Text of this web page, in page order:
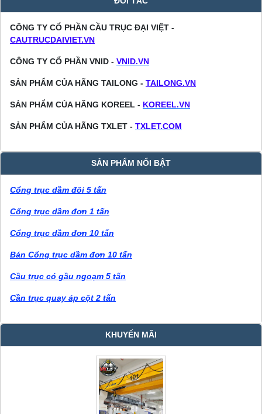
CÔNG TY CỔ PHẦN CẦU TRỤC ĐẠI VIỆT -
CAUTRUCDAIVIET.VN
CÔNG TY CỔ PHẦN VNID - VNID.VN
SẢN PHẨM CỦA HÃNG TAILONG - TAILONG.VN
SẢN PHẨM CỦA HÃNG KOREEL - KOREEL.VN
SẢN PHẨM CỦA HÃNG TXLET - TXLET.COM
SẢN PHẨM NỔI BẬT
Cổng trục dầm đôi 5 tấn
Cổng trục dầm đơn 1 tấn
Cổng trục dầm đơn 10 tấn
Bán Cổng trục dầm đơn 10 tấn
Cầu trục có gầu ngoạm 5 tấn
Cần trục quay áp cột 2 tấn
KHUYẾN MÃI